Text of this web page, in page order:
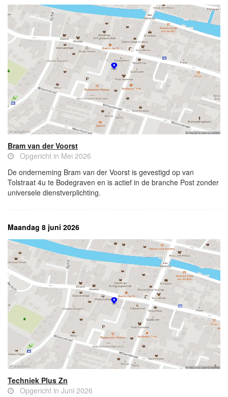
Bram van der Voorst
Opgericht in Mei 2026
De onderneming Bram van der Voorst is gevestigd op van
Tolstraat 4u te Bodegraven en is actief in de branche Post zonder
universele dienstverplichting.
Maandag 8 juni 2026
Techniek Plus Zn
Opgericht in Juni 2026